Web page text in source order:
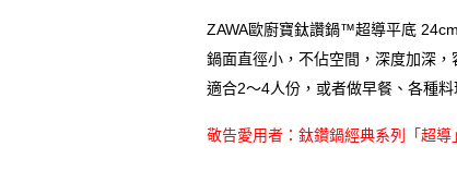
ZAWA歐廚寶鈦讚鍋™超導平底 24cm
鍋面直徑小，不佔空間，深度加深，
適合2～4人份，或者做早餐、各種
敬告愛用者：鈦鑽鍋經典系列「超